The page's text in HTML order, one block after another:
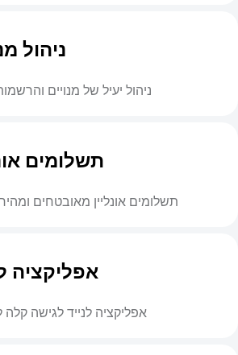
ניהול
ניהול יעיל של מנויים
תשלומים
תשלומים אונליין מאובטחים
אפליקציה
אפליקציה לנייד לגישה